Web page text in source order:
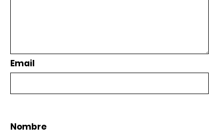
Email
Nombre